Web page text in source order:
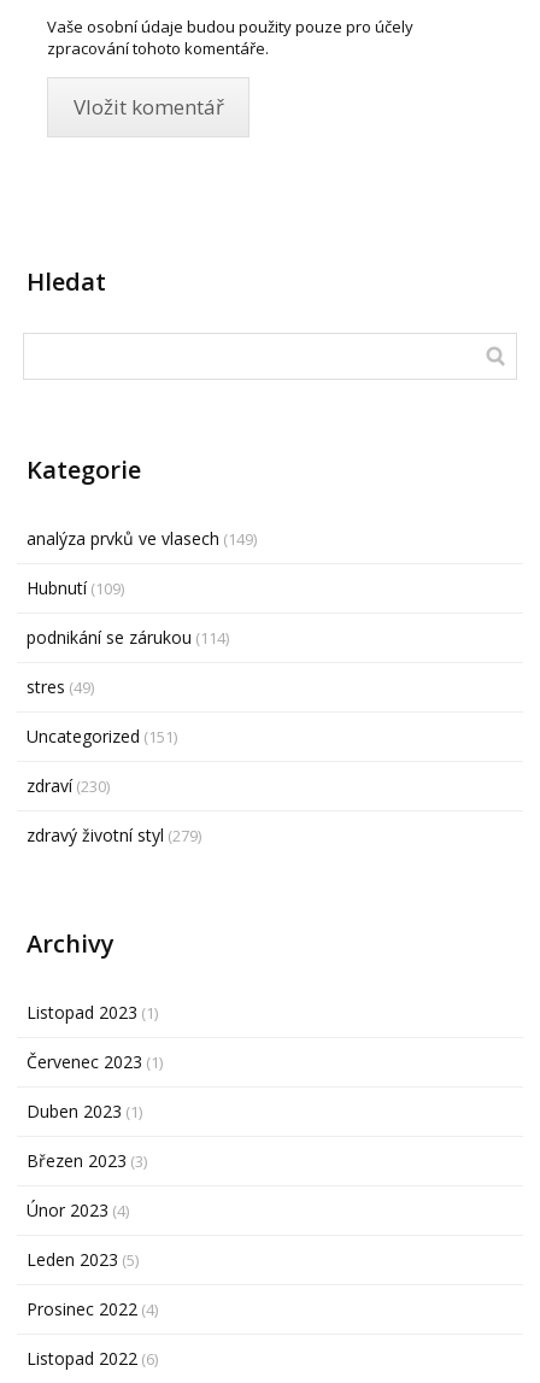
Vaše osobní údaje budou použity pouze pro účely
zpracování tohoto komentáře.
Hledat
Kategorie
analýza prvků ve vlasech (149)
Hubnutí(109)
podnikání se zárukou (114)
stres (49)
Uncategorized (151)
zdraví(230)
zdravý životní styl (279)
Archivy
Listopad 2023 (1)
Červenec 2023 (1)
Duben 2023 (1)
Březen 2023 (3)
Únor 2023 (4)
Leden 2023 (5)
Prosinec 2022 (4)
Listopad 2022 (6)